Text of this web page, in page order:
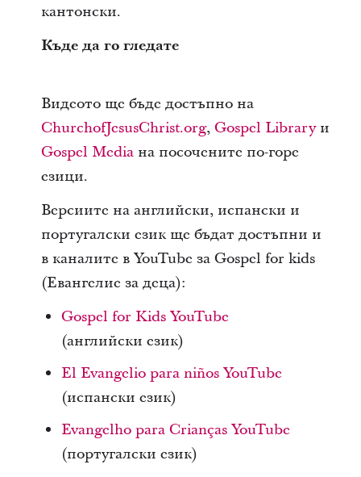
кантонски.
Къде да го гледате
Видеото ще бъде достъпно на
ChurchofJesusChrist.org, Gospel Libraryи
Gospel Mediaна посочените по-горе
езици.
Версиите на английски, испански и
португалски език ще бъдат достъпни и
в каналите в YouTube за Gospel for kids
(Евангелие за деца):
Gospel for Kids YouTube
(английски език)
El Evangelio para niños YouTube
(испански език)
Evangelho para Crianças YouTube
(португалски език)